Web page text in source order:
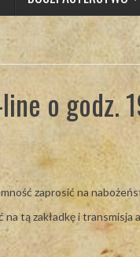
o godz.
zaprosić na
tą zakładkę i